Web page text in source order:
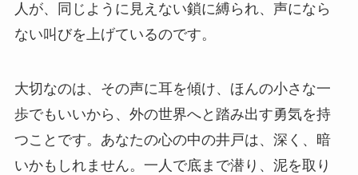
人が、同じように見えない鎖に縛られ、声になら
ない叫びを上げているのです。
大切なのは、その声に耳を傾け、ほんの小さな一
歩でもいいから、外の世界へと踏み出す勇気を持
つことです。あなたの心の中の井戸は、深く、暗
いかもしれません。一人で底まで潜り、泥を取り